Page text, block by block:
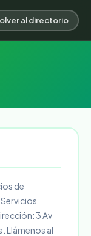
al directorio
de
3 Av
Llámenos al